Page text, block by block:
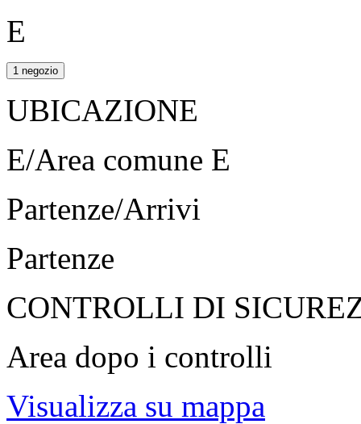
E
1 negozio
UBICAZIONE
E/Area comune E
Partenze/Arrivi
Partenze
CONTROLLI DI
Area dopo i controlli
Visualizza su mappa